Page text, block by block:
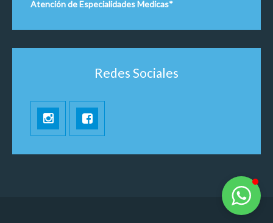
Atención de Especialidades Medicas*
Redes Sociales